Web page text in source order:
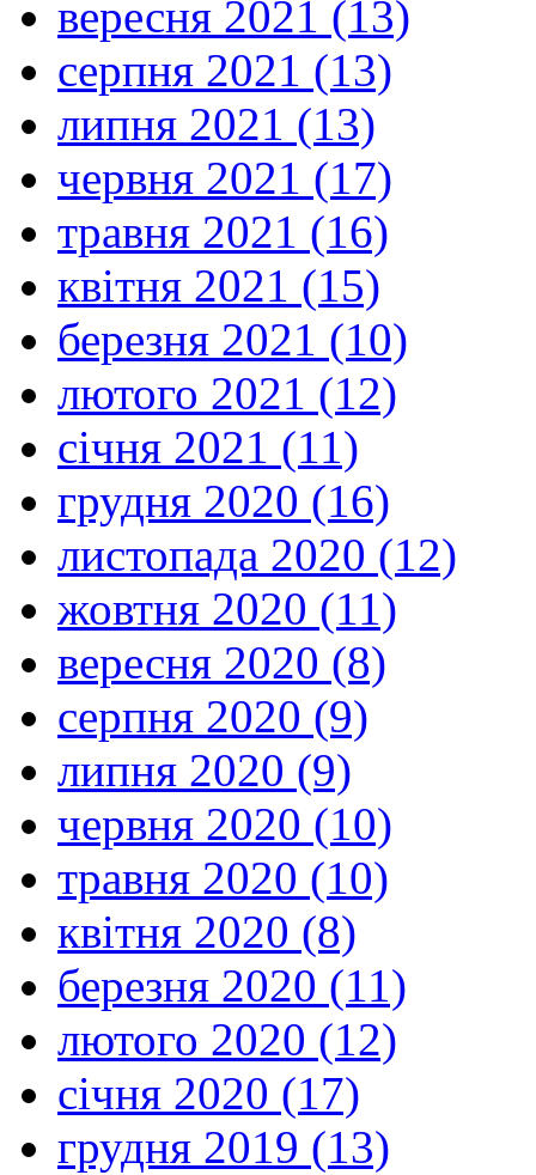
вересня 2021 (13)
серпня 2021 (13)
липня 2021 (13)
червня 2021 (17)
травня 2021 (16)
квітня 2021 (15)
березня 2021 (10)
лютого 2021 (12)
січня 2021 (11)
грудня 2020 (16)
листопада 2020 (12)
жовтня 2020 (11)
вересня 2020 (8)
серпня 2020 (9)
липня 2020 (9)
червня 2020 (10)
травня 2020 (10)
квітня 2020 (8)
березня 2020 (11)
лютого 2020 (12)
січня 2020 (17)
грудня 2019 (13)